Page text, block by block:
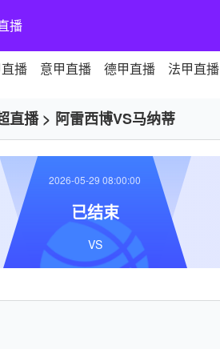
播
播 意甲直播 德甲直播 法甲直播
直播> 阿雷西博VS马纳蒂
2026-05-29 08:00:00
已结束
VS